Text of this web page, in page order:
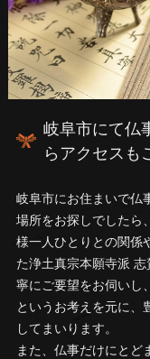
岐阜市にて仏
らアクセスも
岐阜市にお住まいで仏
場所をお探しでしたら
様一人ひとりとの関係
た浄土真宗本願寺派
寧にご要望をお伺いし
というお考えを元に、
してまいります。
また、仏事だけにとど